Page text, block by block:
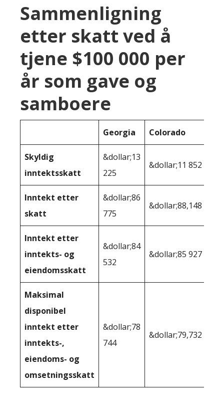
Sammenligning
etter skatt ved å
tjene $100 000 per
år som gave og
samboere
Georgia Colorado
Skyldig
inntektsskatt
&dollar;13
225
&dollar;11 852
Inntekt etter
skatt
&dollar;86
775
&dollar;88,148
Inntekt etter
inntekts- og
eiendomsskatt
&dollar;84
532
&dollar;85 927
Maksimal
disponibel
inntekt etter
inntekts-,
eiendoms- og
omsetningsskatt
&dollar;78
744
&dollar;79,732